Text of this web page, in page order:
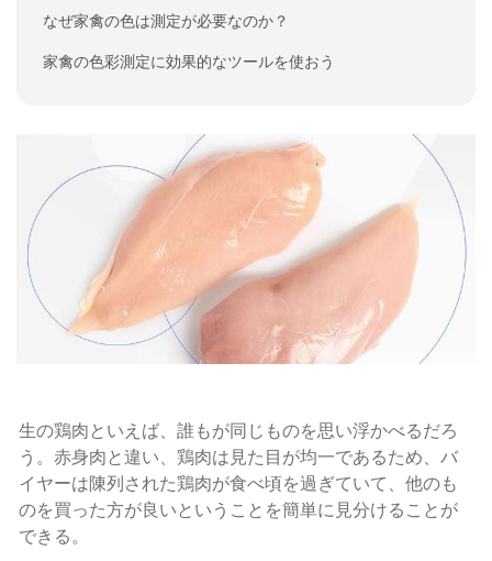
なぜ家禽の色は測定が必要なのか？
家禽の色彩測定に効果的なツールを使おう
生の鶏肉といえば、誰もが同じものを思い浮かべるだろ
う。赤身肉と違い、鶏肉は見た目が均一であるため、バ
イヤーは陳列された鶏肉が食べ頃を過ぎていて、他のも
のを買った方が良いということを簡単に見分けることが
できる。